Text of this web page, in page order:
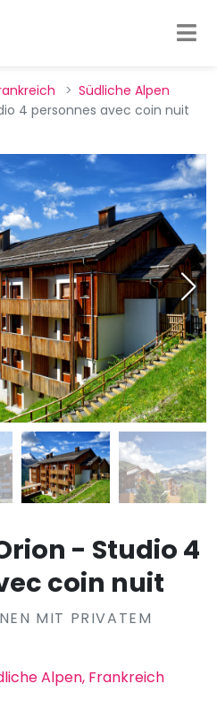
Südliche Alpen
4 personnes avec coin nuit
- Studio 4
coin nuit
MIT PRIVATEM
Alpen, Frankreich